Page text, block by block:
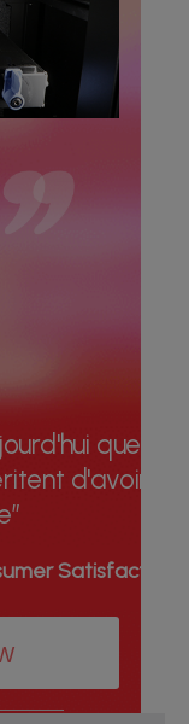
que ce
d'avoir
Satisfaction